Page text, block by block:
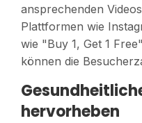
ansprechenden
Plattformen wie
wie "Buy 1, Get 1
können die
hervorheben